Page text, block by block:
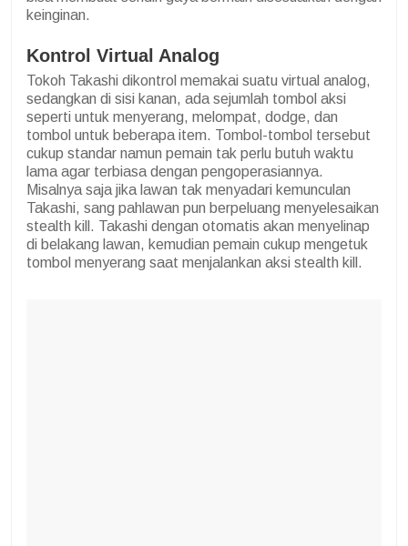
keinginan.
Kontrol Virtual Analog
Tokoh Takashi dikontrol memakai suatu virtual analog,
sedangkan di sisi kanan, ada sejumlah tombol aksi
seperti untuk menyerang, melompat, dodge, dan
tombol untuk beberapa item. Tombol-tombol tersebut
cukup standar namun pemain tak perlu butuh waktu
lama agar terbiasa dengan pengoperasiannya.
Misalnya saja jika lawan tak menyadari kemunculan
Takashi, sang pahlawan pun berpeluang menyelesaikan
stealth kill. Takashi dengan otomatis akan menyelinap
di belakang lawan, kemudian pemain cukup mengetuk
tombol menyerang saat menjalankan aksi stealth kill.